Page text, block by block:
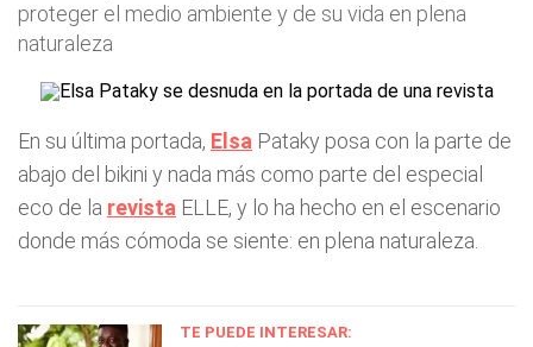
proteger el medio ambiente y de su vida en plena
naturaleza
En su última portada, Elsa Pataky posa con la parte de
abajo del bikini y nada más como parte del especial
eco de la revista ELLE, y lo ha hecho en el escenario
donde más cómoda se siente: en plena naturaleza.
TE PUEDE INTERESAR: